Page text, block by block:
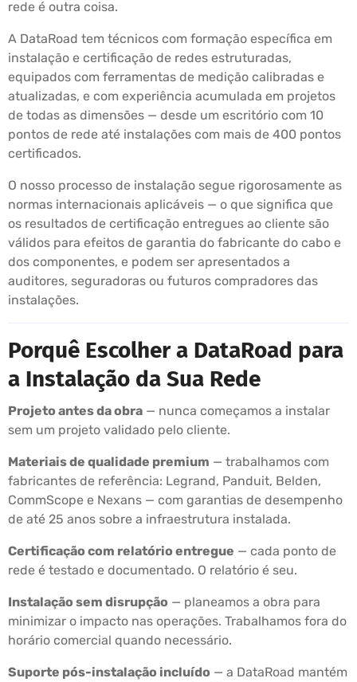
rede é outra coisa.
A DataRoad tem técnicos com formação específica em
instalação e certificação de redes estruturadas,
equipados com ferramentas de medição calibradas e
atualizadas, e com experiência acumulada em projetos
de todas as dimensões — desde um escritório com 10
pontos de rede até instalações com mais de 400 pontos
certificados.
O nosso processo de instalação segue rigorosamente as
normas internacionais aplicáveis — o que significa que
os resultados de certificação entregues ao cliente são
válidos para efeitos de garantia do fabricante do cabo e
dos componentes, e podem ser apresentados a
auditores, seguradoras ou futuros compradores das
instalações.
Porquê Escolher a DataRoad para
a Instalação da Sua Rede
Projeto antes da obra — nunca começamos a instalar
sem um projeto validado pelo cliente.
Materiais de qualidade premium — trabalhamos com
fabricantes de referência: Legrand, Panduit, Belden,
CommScope e Nexans — com garantias de desempenho
de até 25 anos sobre a infraestrutura instalada.
Certificação com relatório entregue — cada ponto de
rede é testado e documentado. O relatório é seu.
Instalação sem disrupção — planeamos a obra para
minimizar o impacto nas operações. Trabalhamos fora do
horário comercial quando necessário.
Suporte pós-instalação incluído — a DataRoad mantém